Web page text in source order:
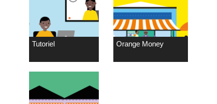
Tutoriel Orange Money